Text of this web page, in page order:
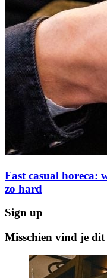
Fast casual horeca:
zo hard
Sign up
Misschien vind je